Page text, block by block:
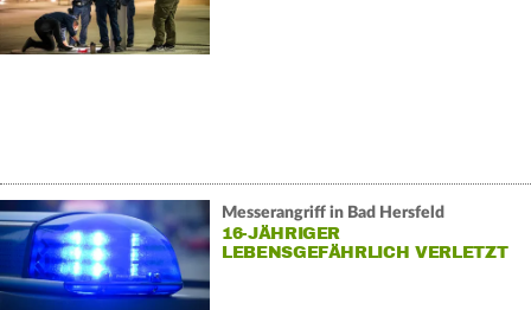
Messerangriff in Bad Hersfeld
16-JÄHRIGER
LEBENSGEFÄHRLICH VERLETZT